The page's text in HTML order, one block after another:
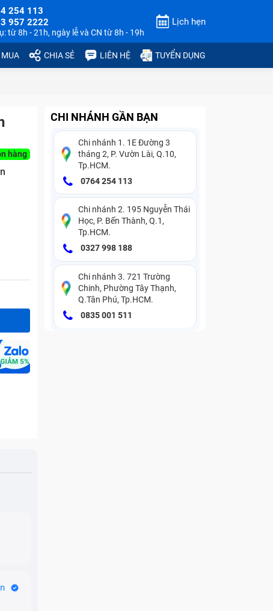
254 113
957 2222
từ 8h - 21h, ngày lễ và CN từ 8h - 19h
Lịch hẹn
CHIA SẺ LIÊN HỆ TUYỂN DỤNG
hàng
CHI NHÁNH GẦN BẠN
Chi nhánh 1. 1E Đường 3
tháng 2, P. Vườn Lài, Q.10,
Tp.HCM.
0764 254 113
Chi nhánh 2. 195 Nguyễn Thái
Học, P. Bến Thành, Q.1,
Tp.HCM.
0327 998 188
Chi nhánh 3. 721 Trường
Chinh, Phường Tây Thạnh,
Q.Tân Phú, Tp.HCM.
0835 001 511